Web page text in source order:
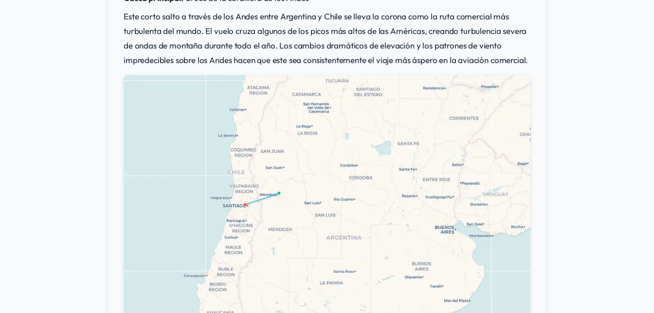
Este corto salto a través de los Andes entre Argentina y Chile se lleva la corona como la ruta comercial más
turbulenta del mundo. El vuelo cruza algunos de los picos más altos de las Américas, creando turbulencia severa
de ondas de montaña durante todo el año. Los cambios dramáticos de elevación y los patrones de viento
impredecibles sobre los Andes hacen que este sea consistentemente el viaje más áspero en la aviación comercial.